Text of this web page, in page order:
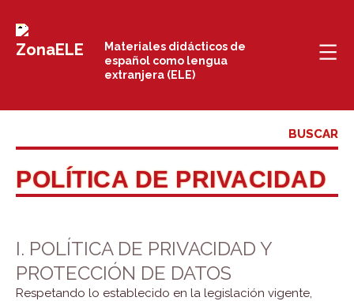
Materiales didácticos de
español como lengua
extranjera (ELE)
POLÍTICA DE PRIVACIDAD
I. POLÍTICA DE PRIVACIDAD Y
PROTECCIÓN DE DATOS
Respetando lo establecido en la legislación vigente,